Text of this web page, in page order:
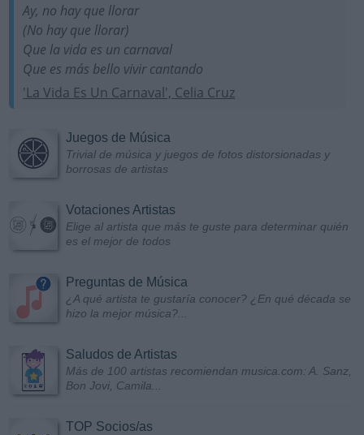
Ay, no hay que llorar
(No hay que llorar)
Que la vida es un carnaval
Que es más bello vivir cantando
'La Vida Es Un Carnaval', Celia Cruz
Juegos de Música
Trivial de música y juegos de fotos distorsionadas y
borrosas de artistas
Votaciones Artistas
Elige al artista que más te guste para determinar quién
es el mejor de todos
Preguntas de Música
¿A qué artista te gustaría conocer? ¿En qué década se
hizo la mejor música?...
Saludos de Artistas
Más de 100 artistas recomiendan musica.com: A. Sanz,
Bon Jovi, Camila...
TOP Socios/as